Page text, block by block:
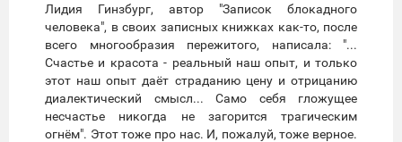
Лидия Гинзбург, автор "Записок блокадного
человека", в своих записных книжках как-то, после
всего многообразия пережитого, написала: "...
Счастье и красота - реальный наш опыт, и только
этот наш опыт даёт страданию цену и отрицанию
диалектический смысл... Само себя гложущее
несчастье никогда не загорится трагическим
огнём". Этот тоже про нас. И, пожалуй, тоже верное.